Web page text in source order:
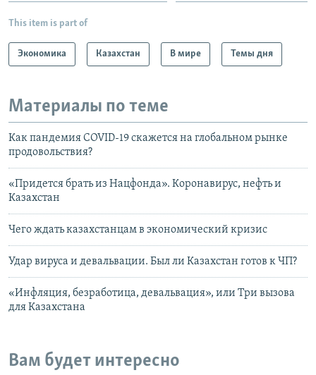
This item is part of
Экономика Казахстан В мире Темы дня
Материалы по теме
Как пандемия COVID-19 скажется на глобальном рынке
продовольствия?
«Придется брать из Нацфонда». Коронавирус, нефть и
Казахстан
Чего ждать казахстанцам в экономический кризис
Удар вируса и девальвации. Был ли Казахстан готов к ЧП?
«Инфляция, безработица, девальвация», или Три вызова
для Казахстана
Вам будет интересно